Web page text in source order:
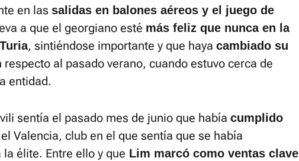
en las salidas en balones aéreos y el juego de
a que el georgiano esté más feliz que nunca en la
, sintiéndose importante y que haya cambiado su
respecto al pasado verano, cuando estuvo cerca de
entidad.
sentía el pasado mes de junio que había cumplido
Valencia, club en el que sentía que se había
élite. Entre ello y que Lim marcó como ventas clave